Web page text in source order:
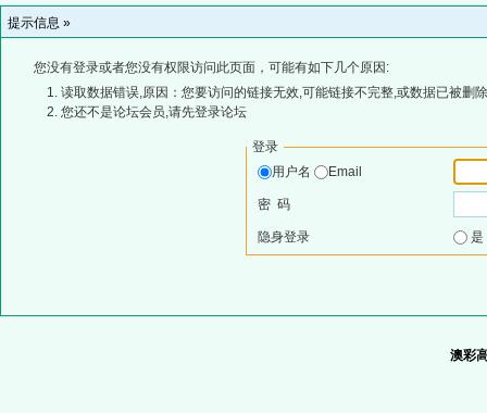
提示信息 »
您没有登录或者您没有权限访问此页面，可能有如下几个原因:
读取数据错误,原因：您要访问的链接无效,可能链接不完整,或数据已被删
您还不是论坛会员,请先登录论坛
登录
用户名
Email
密 码
隐身登录
澳彩